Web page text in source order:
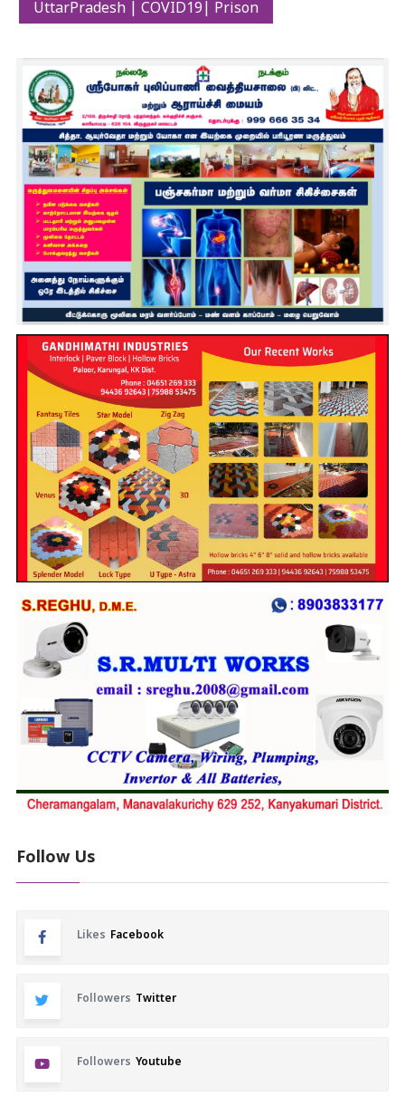
UttarPradesh | COVID19| Prison
Follow Us
Likes Facebook
Followers Twitter
Followers Youtube